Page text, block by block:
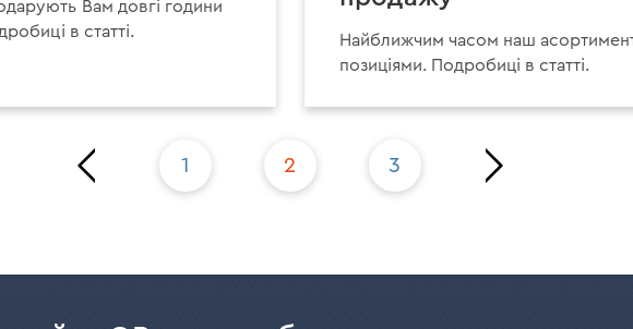
Вам довгі години
в статті.
Найближчим часом наш
позиціями. Подробиці в статті.
Перша
сторінка
1 2 3 Остання